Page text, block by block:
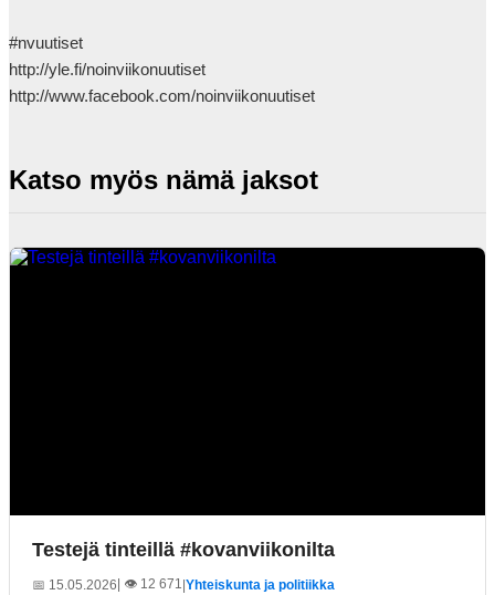
#nvuutiset
http://yle.fi/noinviikonuutiset
http://www.facebook.com/noinviikonuutiset
Katso myös nämä jaksot
Testejä tinteillä #kovanviikonilta
📅 15.05.2026| 👁️ 12 671 Yhteiskunta ja politiikka